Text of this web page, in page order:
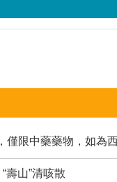
僅限中藥藥物，如為
“壽山”清咳散